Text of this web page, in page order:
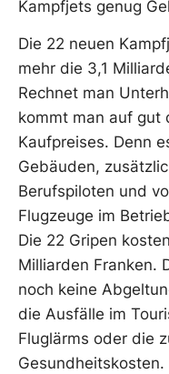
Kampfjets genug
Die 22 neuen
mehr die 3,1
Rechnet man
kommt man auf gut
Kaufpreises. Denn
Gebäuden,
Berufspiloten und
Flugzeuge im
Die 22 Gripen
Milliarden Franken.
noch keine
die Ausfälle im
Fluglärms oder die